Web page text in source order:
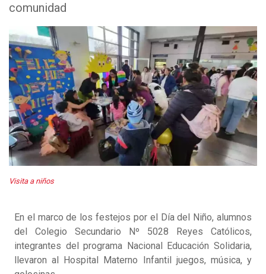
comunidad
Visita a niños
En el marco de los festejos por el Día del Niño, alumnos
del Colegio Secundario Nº 5028 Reyes Católicos,
integrantes del programa Nacional Educación Solidaria,
llevaron al Hospital Materno Infantil juegos, música, y